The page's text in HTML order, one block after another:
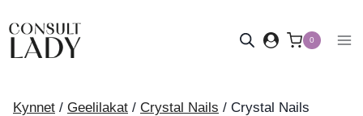
sisältöön
0
Kynnet / Geelilakat / Crystal Nails / Crystal Nails